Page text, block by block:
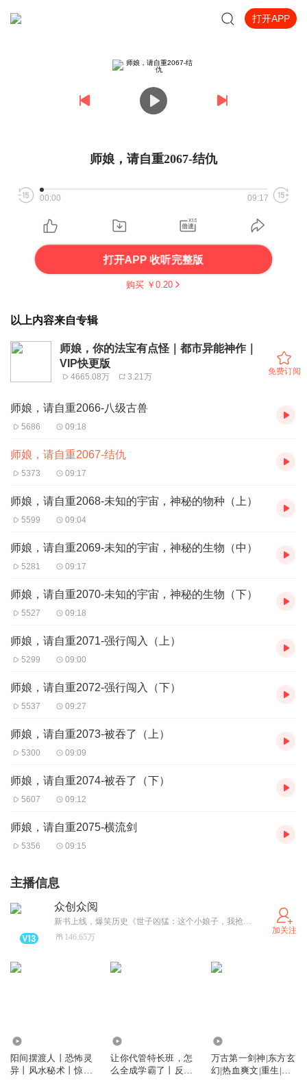
打开APP
师娘，请自重2067-结仇
00:00 09:17
打开APP 收听完整版
购买 ￥ 0.20
以上内容来自专辑
师娘，你的法宝有点怪｜都市异能神作｜
VIP快更版
4665.08万 3.21万
免费订阅
师娘，请自重2066-八级古兽
5686 09:18
师娘，请自重2067-结仇
5373 09:17
师娘，请自重2068-未知的宇宙，神秘的物种（上）
5599 09:04
师娘，请自重2069-未知的宇宙，神秘的生物（中）
5281 09:17
师娘，请自重2070-未知的宇宙，神秘的生物（下）
5527 09:18
师娘，请自重2071-强行闯入（上）
5299 09:00
师娘，请自重2072-强行闯入（下）
5537 09:27
师娘，请自重2073-被吞了（上）
5300 09:09
师娘，请自重2074-被吞了（下）
5607 09:12
师娘，请自重2075-横流剑
5356 09:15
主播信息
众创众阅
新书上线，爆笑历史《世子凶猛：这个小娘子，我抢定了》、悬疑灵异《僵尸先生从白僵开始崛起》、《让你代管特长班，怎么全成学霸了》校园群像、 《让你代管废材班，怎么成武神殿了》番茄爆书、 《邪王追妻：神医狂妃有点野》、全网破亿点击《谢家的短命鬼长命百岁了》已上架，快来点击收听，关注众创众阅，更多精彩好书等你来听~
146.65万
加关注
阳间摆渡人丨恐怖灵
异丨风水秘术丨惊悚
让你代管特长班，怎
么全成学霸了丨反套
万古第一剑神|东方玄
幻|热血爽文|重生|打